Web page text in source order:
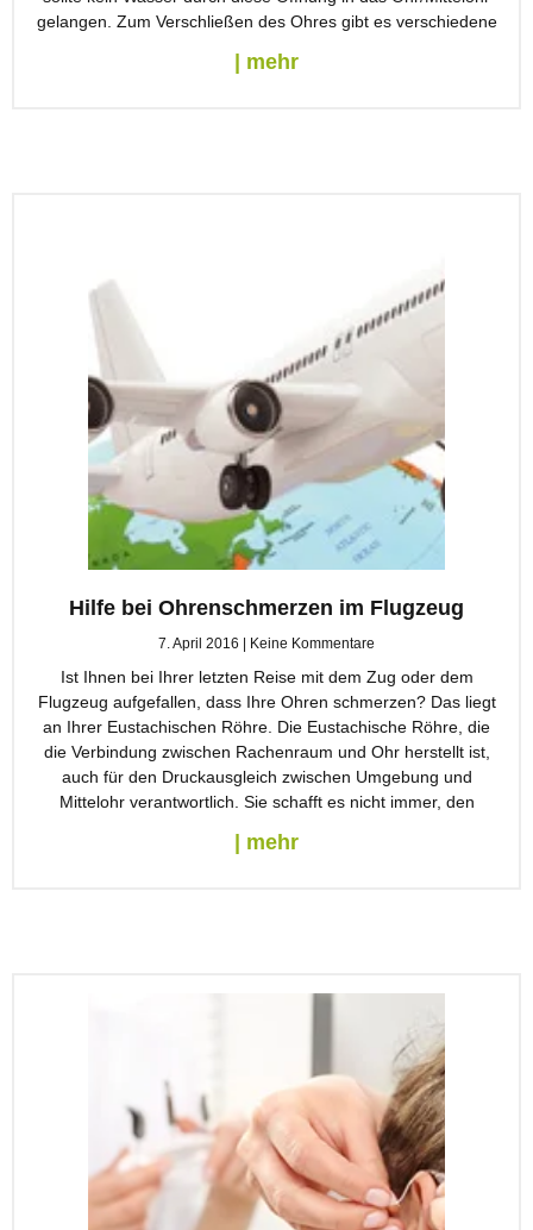
gelangen. Zum Verschließen des Ohres gibt es verschiedene
| mehr
Hilfe bei Ohrenschmerzen im Flugzeug
7. April 2016 Keine Kommentare
Ist Ihnen bei Ihrer letzten Reise mit dem Zug oder dem
Flugzeug aufgefallen, dass Ihre Ohren schmerzen? Das liegt
an Ihrer Eustachischen Röhre. Die Eustachische Röhre, die
die Verbindung zwischen Rachenraum und Ohr herstellt ist,
auch für den Druckausgleich zwischen Umgebung und
Mittelohr verantwortlich. Sie schafft es nicht immer, den
| mehr